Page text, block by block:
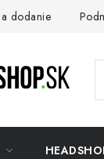
dodanie